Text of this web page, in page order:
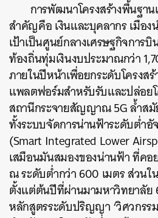
การพัฒนาโครงสร้างพื้นฐา
สำคัญคือ เงินและบุคลากร เมือง
เป้าเป็นศูนย์กลางเศรษฐกิจการ
ท้องถิ่นทุ่มเงินงบประมาณกว่า
ภายในปีหน้าเพื่อยกระดับโครงส
แพลตฟอร์มสำหรับรับและปล่อย
สถานีกระจายสัญญาณ 5G ล้ำส
ทั้งระบบจัดการน่านฟ้าระดับต่ำ
(Smart Integrated Lower
เสมือนมันสมองของน่านฟ้า ที่ค
ณ ระดับต่ำกว่า 600 เมตร ส่วน
ตั้งแต่ต้นปีที่ผ่านมามหาวิทยาลัย
หลักสูตรระดับปริญญา ‘วิศวกรร